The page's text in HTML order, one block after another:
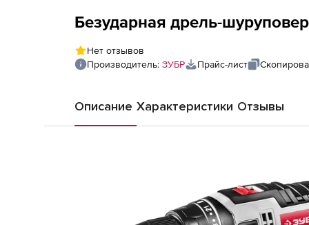
Безударная дрель-
Нет отзывов
Производитель: ЗУБР Прайс-лист
Описание Характеристики Отзывы